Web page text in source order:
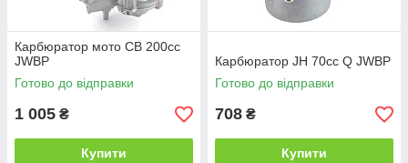
Карбюратор мото CB 200сс
JWBP
Готово до відправки
1 005 ₴
Купити
Карбюратор JH 70cc Q JWBP
Готово до відправки
708 ₴
Купити